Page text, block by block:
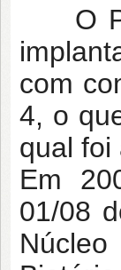
O
com
4, o
qual foi
Em
01/08